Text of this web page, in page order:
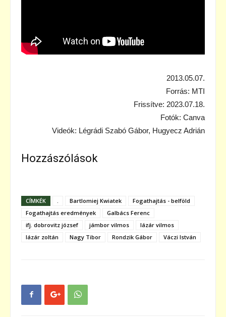
2013.05.07.
Forrás: MTI
Frissítve: 2023.07.18.
Fotók: Canva
Videók: Légrádi Szabó Gábor, Hugyecz Adrián
Hozzászólások
CÍMKÉK Bartlomiej Kwiatek
Fogathajtás - belföld
Fogathajtás eredmények
Galbács Ferenc
ifj. dobrovitz józsef
jámbor vilmos
lázár vilmos
lázár zoltán
Nagy Tibor Rondzik Gábor Váczi István